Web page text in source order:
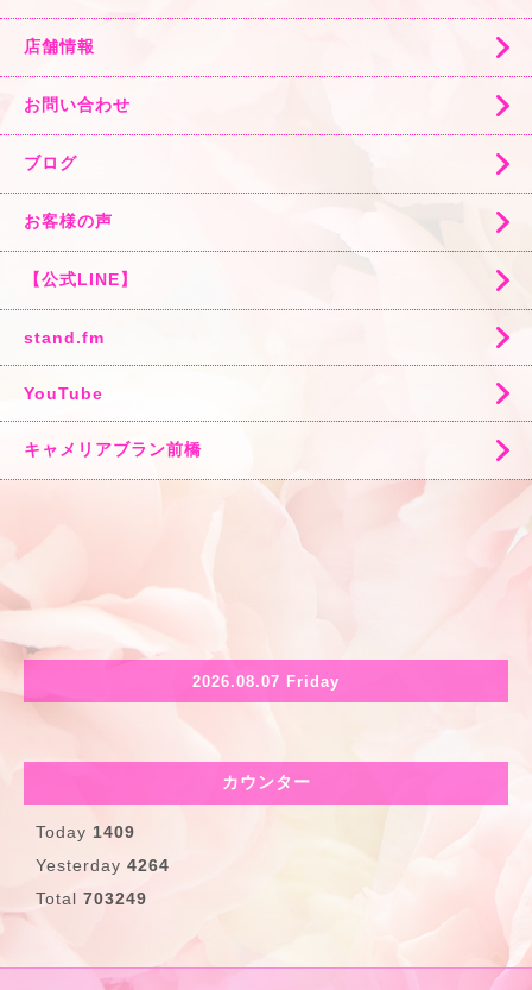
店舗情報
お問い合わせ
ブログ
お客様の声
【公式LINE】
stand.fm
YouTube
キャメリアブラン前橋
2026.08.07 Friday
カウンター
Today 1409
Yesterday 4264
Total 703249